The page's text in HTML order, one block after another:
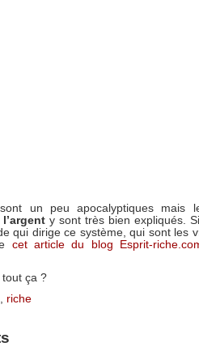
un peu apocalyptiques mais
y sont très bien expliqués.
qui dirige ce système, qui sont les
cet article du blog Esprit-
ça ?
, riche